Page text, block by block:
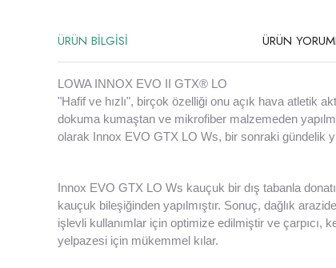
ÜRÜN BİLGİSİ ÜRÜN
LOWA INNOX EVO II GTX® LO
"Hafif ve hızlı", birçok özelliği onu açık hava atletik
dokuma kumaştan ve mikrofiber malzemeden
olarak Innox EVO GTX LO Ws, bir sonraki gündelik
Innox EVO GTX LO Ws kauçuk bir dış tabanla
kauçuk bileşiğinden yapılmıştır. Sonuç, dağlık
işlevli kullanımlar için optimize edilmiştir ve çarpıcı,
yelpazesi için mükemmel kılar.